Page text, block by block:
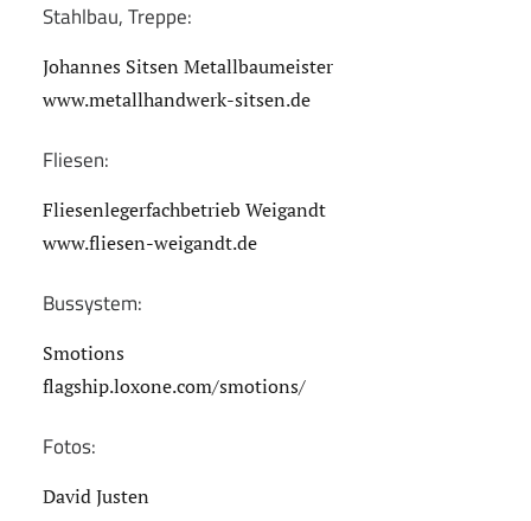
Stahlbau, Treppe:
Johannes Sitsen Metallbaumeister
www.metallhandwerk-sitsen.de
Fliesen:
Fliesenlegerfachbetrieb Weigandt
www.fliesen-weigandt.de
Bussystem:
Smotions
flagship.loxone.com/smotions/
Fotos:
David Justen